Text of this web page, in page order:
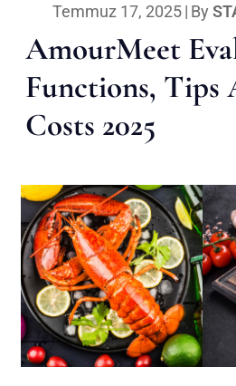
Temmuz 17, 2025| By
AmourMeet
Functions, Tips
Costs 2025